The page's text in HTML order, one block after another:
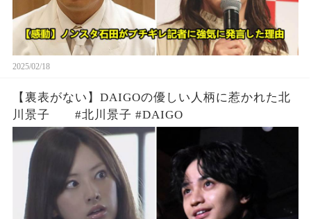
2025/02/18
【裏表がない】DAIGOの優しい人柄に惹かれた北
川景子 #北川景子 #DAIGO